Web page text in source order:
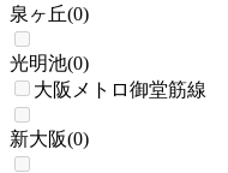
泉ヶ丘(0)
光明池(0)
大阪メトロ御堂筋線
新大阪(0)